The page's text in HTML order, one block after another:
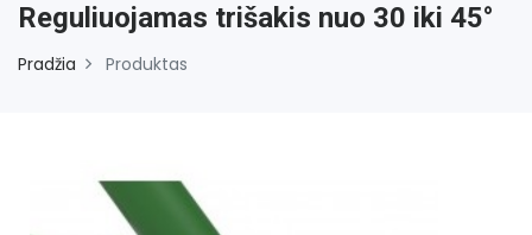
Reguliuojamas trišakis nuo 30 iki 45°
Pradžia Produktas